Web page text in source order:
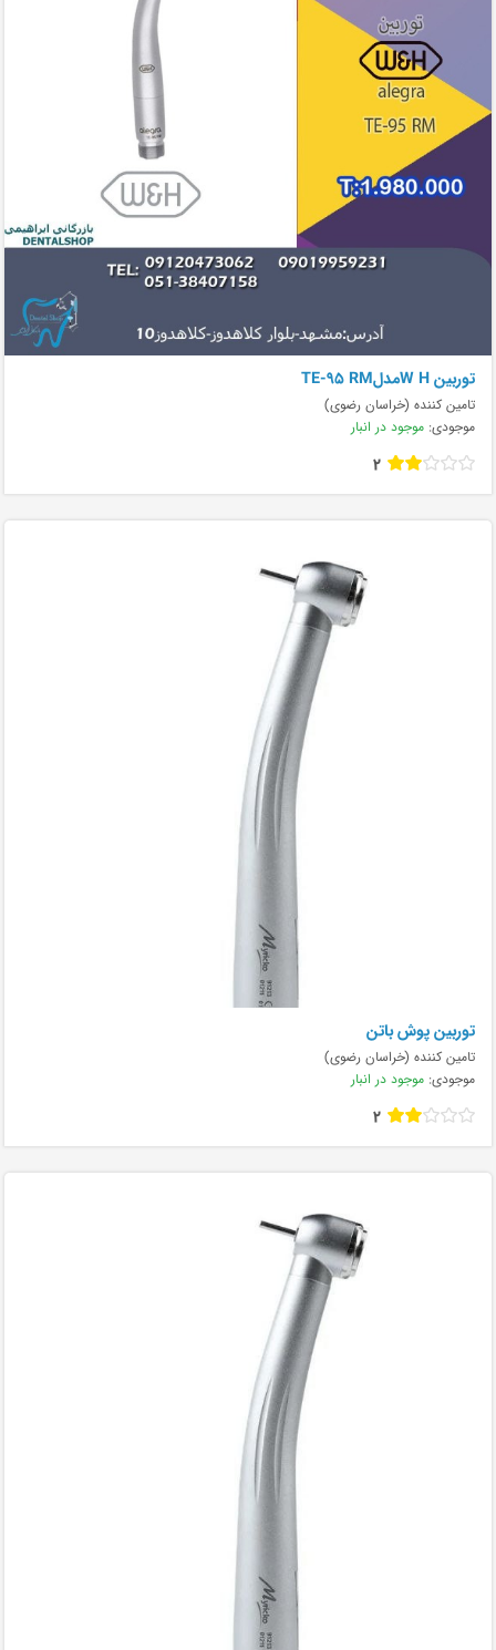
توربین W HمدلTE-95 RM
تامین کننده (خراسان رضوی)
موجودی: موجود در انبار
2
توربین پوش باتن
تامین کننده (خراسان رضوی)
موجودی: موجود در انبار
2